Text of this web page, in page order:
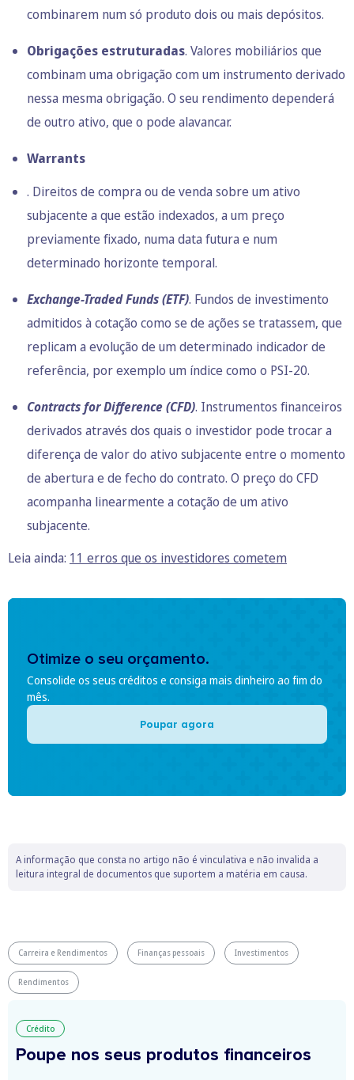
combinarem num só produto dois ou mais depósitos.
Obrigações estruturadas. Valores mobiliários que
combinam uma obrigação com um instrumento derivado
nessa mesma obrigação. O seu rendimento dependerá
de outro ativo, que o pode alavancar.
Warrants
. Direitos de compra ou de venda sobre um ativo
subjacente a que estão indexados, a um preço
previamente fixado, numa data futura e num
determinado horizonte temporal.
Exchange-Traded Funds (ETF). Fundos de investimento
admitidos à cotação como se de ações se tratassem, que
replicam a evolução de um determinado indicador de
referência, por exemplo um índice como o PSI-20.
Contracts for Difference (CFD). Instrumentos financeiros
derivados através dos quais o investidor pode trocar a
diferença de valor do ativo subjacente entre o momento
de abertura e de fecho do contrato. O preço do CFD
acompanha linearmente a cotação de um ativo
subjacente.
Leia ainda: 11 erros que os investidores cometem
Otimize o seu orçamento.
Consolide os seus créditos e consiga mais dinheiro ao fim do
mês.
Poupar agora
A informação que consta no artigo não é vinculativa e não invalida a
leitura integral de documentos que suportem a matéria em causa.
Carreira e Rendimentos Finanças pessoais Investimentos
Rendimentos
Crédito
Poupe nos seus produtos financeiros